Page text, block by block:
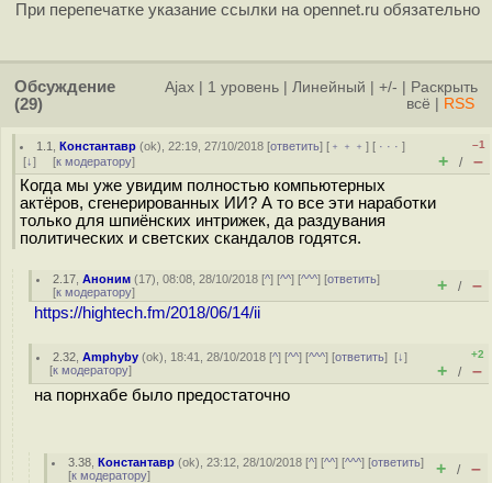
При перепечатке указание ссылки на opennet.ru обязательно
Обсуждение
(29)
Ajax 1 уровень Линейный +/-
Раскрыть
всё
RSS
1.1 ,Константавр (ok), 22:19, 27/10/2018 [ответить] [ ﹢﹢﹢] [ · · ·]
[↓] [к модератору]
–1
+ / –
Когда мы уже увидим полностью компьютерных
актёров, сгенерированных ИИ? А то все эти наработки
только для шпиёнских интрижек, да раздувания
политических и светских скандалов годятся.
2.17 ,Аноним (17), 08:08, 28/10/2018 [^] [^^] [^^^] [ответить]
[к модератору] + / –
https://hightech.fm/2018/06/14/ii
2.32 ,Amphyby (ok), 18:41, 28/10/2018 [^] [^^] [^^^] [ответить][↓]
[к модератору]
+2
+ / –
на порнхабе было предостаточно
3.38 ,Константавр (ok), 23:12, 28/10/2018 [^] [^^] [^^^] [ответить]
[к модератору] + / –